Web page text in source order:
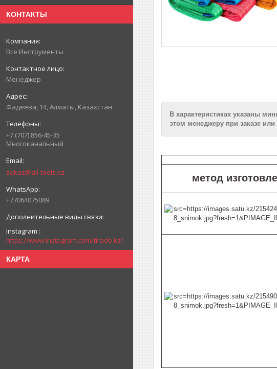
КОНТАКТЫ
Все Инструменты
Менеджер
Фадеева, 14, Алматы, Казахстан
+7 (707) 856-45-35
Многоканальный
zakaz@all-tools.kz
+77064075089
Instagram
https://www.instagram.com/tirado.kz/
КАРТА
В характеристиках указаны
этом менеджеру при заказе
метод